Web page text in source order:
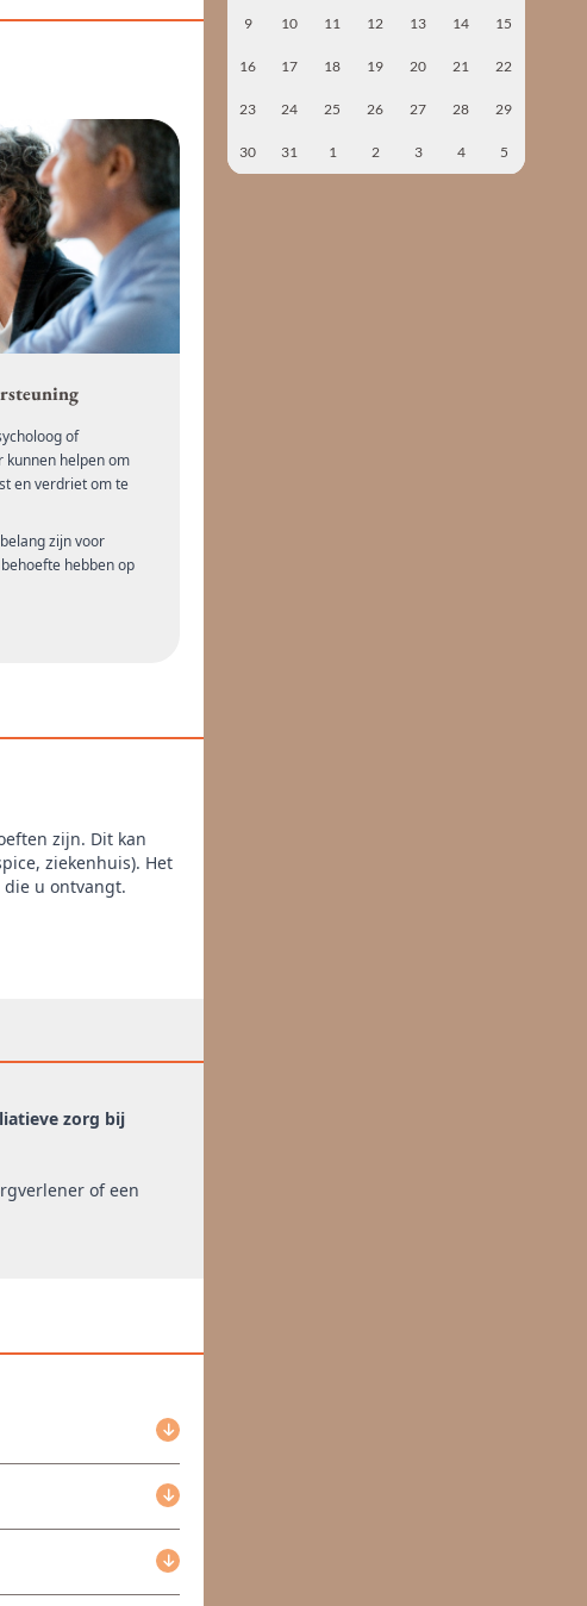
of
kunnen helpen om
en verdriet om te
zijn voor
hebben op
zijn. Dit kan
ziekenhuis). Het
u ontvangt.
zorg bij
of een
9 10 11 12 13 14 15
16 17 18 19 20 21 22
23 24 25 26 27 28 29
30 31 1 2 3 4 5